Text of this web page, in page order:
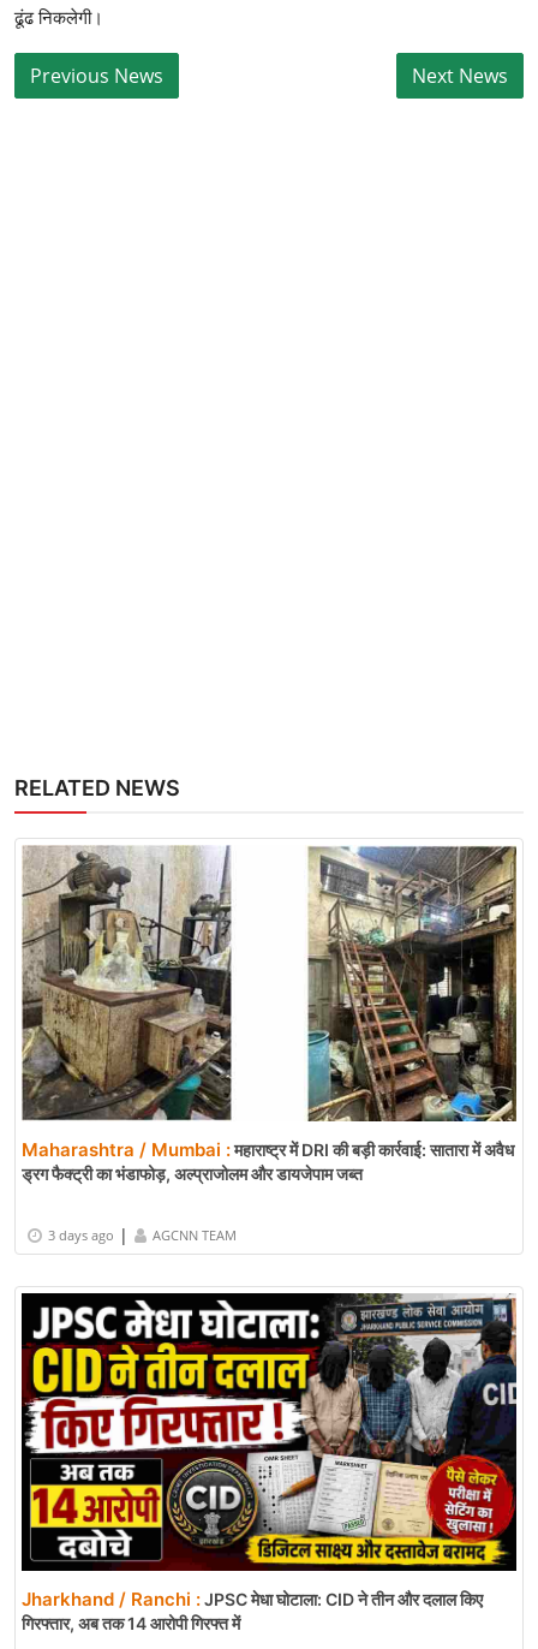
ढूंढ निकलेगी।
RELATED NEWS
Maharashtra / Mumbai :महाराष्ट्र में DRI की बड़ी कार्रवाई: सातारा में अवैध
ड्रग फैक्ट्री का भंडाफोड़, अल्प्राजोलम और डायजेपाम जब्त
3 days ago | AGCNN TEAM
Jharkhand / Ranchi :JPSC मेधा घोटाला: CID ने तीन और दलाल किए
गिरफ्तार, अब तक 14 आरोपी गिरफ्त में